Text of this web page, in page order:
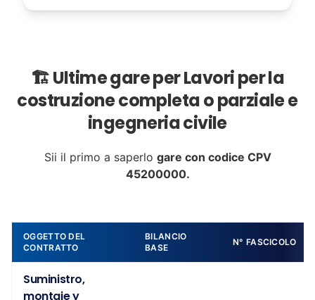
🏗️ Ultime gare per Lavori per la
costruzione completa o parziale e
ingegneria civile
Sii il primo a saperlo gare con codice CPV
45200000.
OGGETTO DEL
CONTRATTO
BILANCIO
BASE
N° FASCICOLO
Suministro,
montaje y